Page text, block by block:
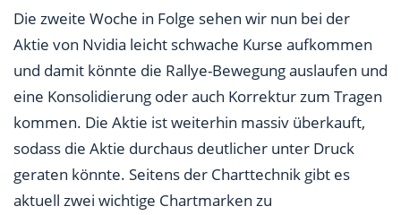
Die zweite Woche in Folge sehen wir nun bei der
Aktie von Nvidia leicht schwache Kurse aufkommen
und damit könnte die Rallye-Bewegung auslaufen und
eine Konsolidierung oder auch Korrektur zum Tragen
kommen. Die Aktie ist weiterhin massiv überkauft,
sodass die Aktie durchaus deutlicher unter Druck
geraten könnte. Seitens der Charttechnik gibt es
aktuell zwei wichtige Chartmarken zu